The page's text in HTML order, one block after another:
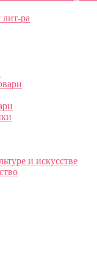
лит-ра
и искусстве